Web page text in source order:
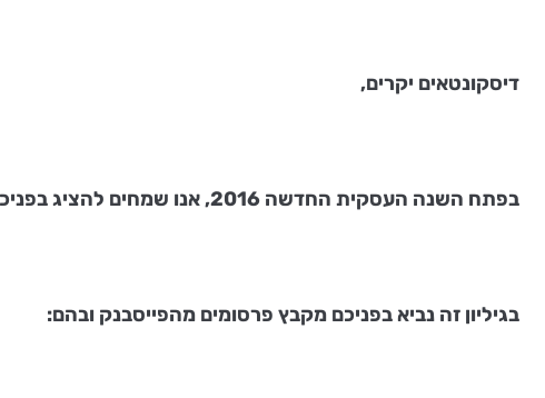
דיסקונטאים יקרים,
בפתח השנה העסקית החדשה 2016, אנו שמחים להציג בפניכם את פוסט מנכ"לית הבנק, אשר מסכם שנת פעילות מרובה ומברך על שנת עבודה חדשה.
בגיליון זה נביא בפניכם מקבץ פרסומים מהפייסבנק ובהם: